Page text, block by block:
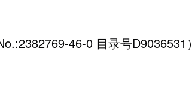
46-0 目录号D9036531）